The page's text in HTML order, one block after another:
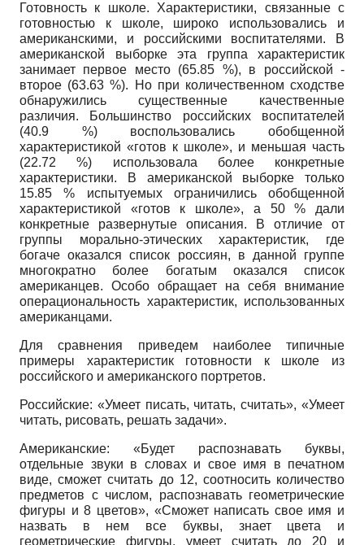
Готовность к школе. Характеристики, связанные с
готовностью к школе, широко использовались и
американскими, и российскими воспитателями. В
американской выборке эта группа характеристик
занимает первое место (65.85 %), в российской -
второе (63.63 %). Но при количественном сходстве
обнаружились существенные качественные
различия. Большинство российских воспитателей
(40.9 %) воспользовались обобщенной
характеристикой «готов к школе», и меньшая часть
(22.72 %) использовала более конкретные
характеристики. В американской выборке только
15.85 % испытуемых ограничились обобщенной
характеристикой «готов к школе», а 50 % дали
конкретные развернутые описания. В отличие от
группы морально-этических характеристик, где
богаче оказался список россиян, в данной группе
многократно более богатым оказался список
американцев. Особо обращает на себя внимание
операциональность характеристик, использованных
американцами.
Для сравнения приведем наиболее типичные
примеры характеристик готовности к школе из
российского и американского портретов.
Российские: «Умеет писать, читать, считать», «Умеет
читать, рисовать, решать задачи».
Американские: «Будет распознавать буквы,
отдельные звуки в словах и свое имя в печатном
виде, сможет считать до 12, соотносить количество
предметов с числом, распознавать геометрические
фигуры и 8 цветов», «Сможет написать свое имя и
назвать в нем все буквы, знает цвета и
геометрические фигуры, умеет считать до 20 и